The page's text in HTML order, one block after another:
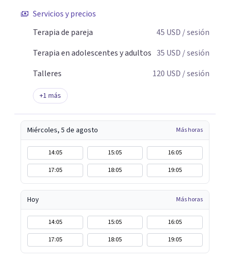
Servicios y precios
Terapia de pareja
45 USD / sesión
Terapia en adolescentes y adultos 35 USD / sesión
Talleres
120 USD / sesión
+1 más
Miércoles, 5 de agosto Más horas
14:05 15:05
16:05
17:05
18:05 19:05
Hoy Más horas
14:05 15:05
16:05
17:05
18:05 19:05